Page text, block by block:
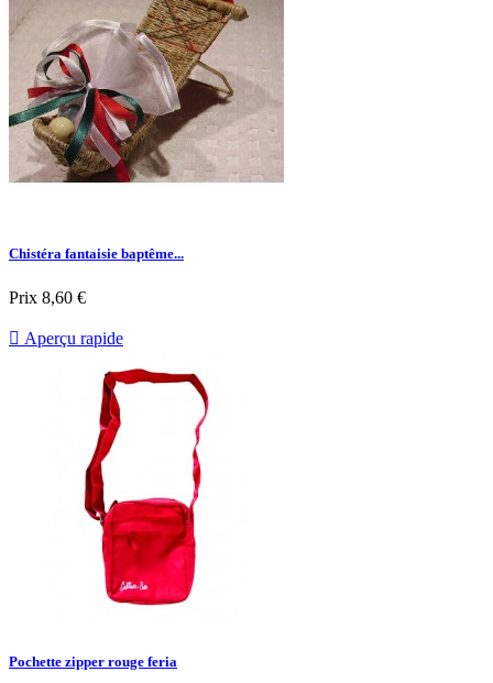
Chistéra fantaisie baptême...
Prix 8,60 €
 Aperçu rapide
Pochette zipper rouge feria